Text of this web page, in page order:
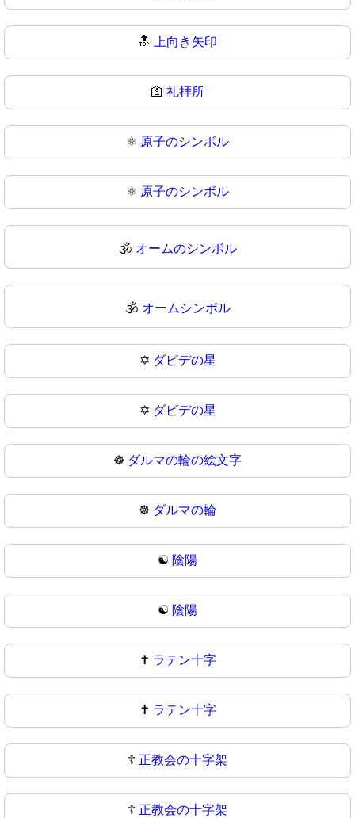
🔝 上向き矢印
🛐 礼拝所
⚛️ 原子のシンボル
⚛ 原子のシンボル
🕉️ オームのシンボル
🕉 オームシンボル
✡️ ダビデの星
✡ ダビデの星
☸️ ダルマの輪の絵文字
☸ ダルマの輪
☯️ 陰陽
☯ 陰陽
✝️ ラテン十字
✝ ラテン十字
☦️ 正教会の十字架
☦ 正教会の十字架